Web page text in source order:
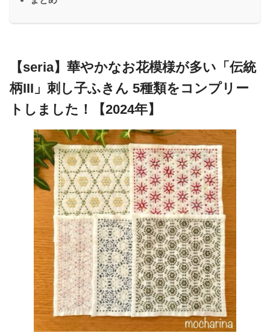
【seria】華やかなお花模様が多い「伝統
柄III」刺し子ふきん 5種類をコンプリー
トしました！【2024年】